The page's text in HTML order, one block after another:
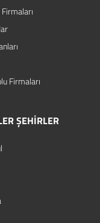
Firmaları
ŞEHİRLER